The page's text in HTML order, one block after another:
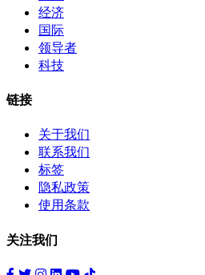
经济
国际
领导者
科技
链接
关于我们
联系我们
标签
隐私政策
使用条款
关注我们